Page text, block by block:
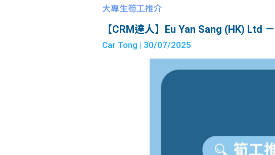
大學生學費
機
大專生筍工推介
【CRM達人】Eu Yan Sang (HK) Ltd
Car Tong | 30/07/2025